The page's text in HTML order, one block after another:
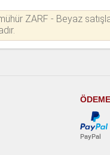
ZARF - Beyaz
ÖDEME
PayPal